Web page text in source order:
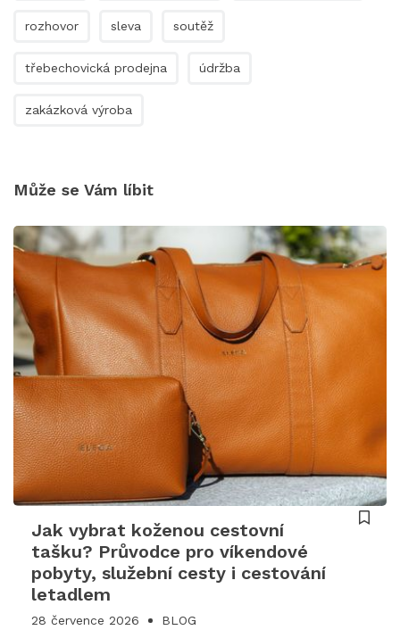
rozhovor sleva soutěž
třebechovická prodejna údržba
zakázková výroba
Může se Vám líbit
Jak vybrat koženou cestovní
tašku? Průvodce pro víkendové
pobyty, služební cesty i cestování
letadlem
28 července 2026 BLOG